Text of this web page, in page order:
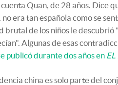
Quan, de 28 años. Dice
no era tan española como se
brutal de los niños le descubrió
Algunas de esas
publicó durante dos años en EL
china es solo parte del